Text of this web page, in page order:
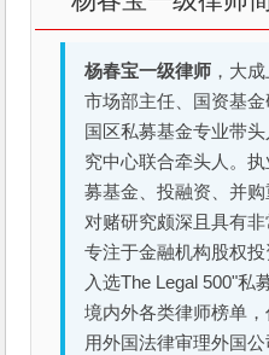
杨春宝一级律师 ，大
市场部主任、国资基
国区私募基金专业带
究中心联合牵头人。
募基金、投融资、并
对赌研究颇深且具有
专注于金融机构股权
入选The Legal 500"私
境内外各类律师榜单
用外国法律审理外国